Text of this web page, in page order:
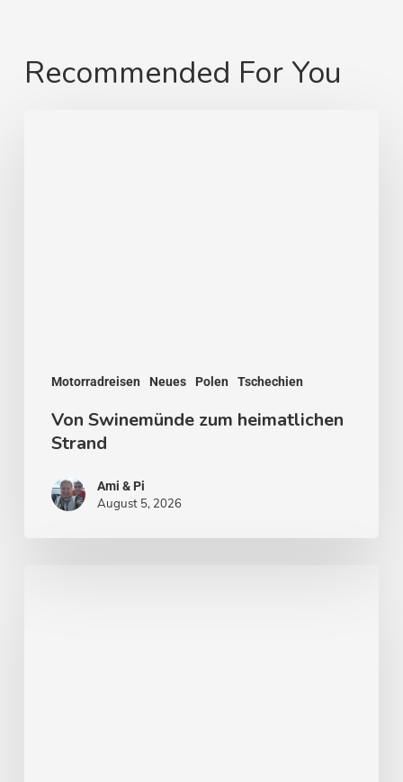
Recommended For You
Motorradreisen Neues Polen Tschechien
Von Swinemünde zum heimatlichen
Strand
Ami & Pi
August 5, 2026